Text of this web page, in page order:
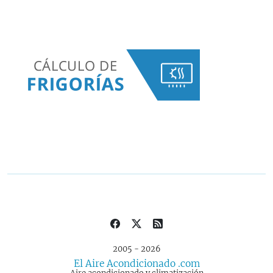
2005 - 2026
El Aire Acondicionado .com